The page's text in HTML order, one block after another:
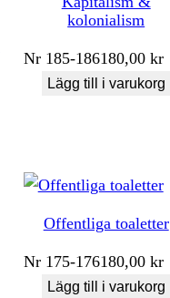
kolonialism
Nr 185-186180,00 kr
Lägg till i varukorg
Offentliga toaletter
Nr 175-176180,00 kr
Lägg till i varukorg